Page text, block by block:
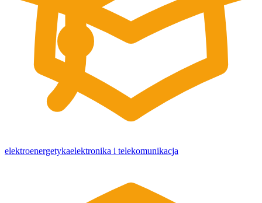
elektroenergetykaelektronika i telekomunikacja